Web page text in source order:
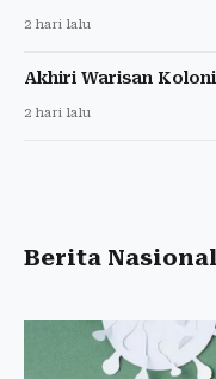
2 hari lalu
Akhiri Warisan
2 hari lalu
Berita Nasional